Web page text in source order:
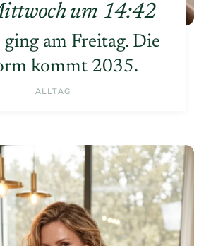
um 14:42
ging am Freitag. Die
kommt 2035.
ALLTAG